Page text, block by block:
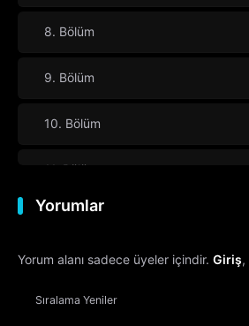
8. Bölüm
9. Bölüm
10. Bölüm
11. Bölüm
12. Bölüm
13. Bölüm
14. Bölüm
Yorumlar
Yorum alanı sadece üyeler içindir. Giriş,
Sıralama Yeniler